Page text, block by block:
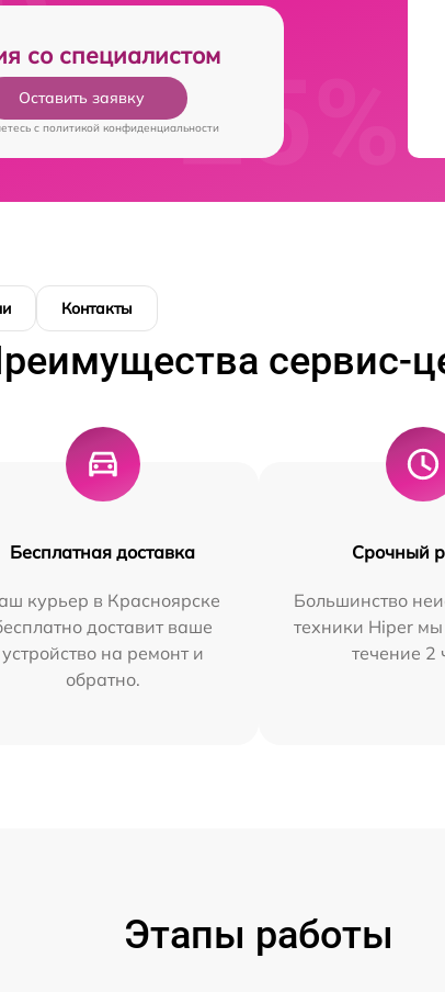
со специалистом
Оставить заявку
c политикой конфиденциальности
Контакты
сервис-
Бесплатная доставка
курьер в Красноярске
доставит ваше
устройство на ремонт и
обратно.
Срочный
Большинство
техники Hiper
течение 2
Этапы работы